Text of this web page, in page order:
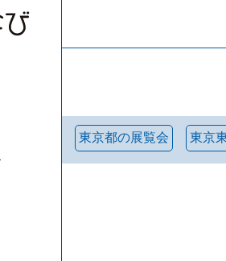
東京都の展覧会 東京